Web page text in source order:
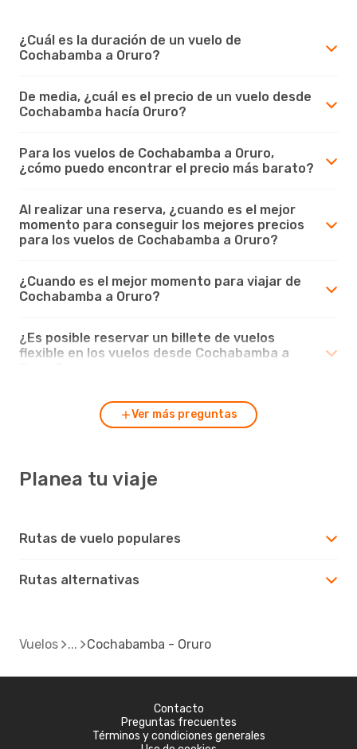
¿Cuál es la duración de un vuelo de
Cochabamba a Oruro?
De media, ¿cuál es el precio de un vuelo desde
Cochabamba hacía Oruro?
Para los vuelos de Cochabamba a Oruro,
¿cómo puedo encontrar el precio más barato?
Al realizar una reserva, ¿cuando es el mejor
momento para conseguir los mejores precios
para los vuelos de Cochabamba a Oruro?
¿Cuando es el mejor momento para viajar de
Cochabamba a Oruro?
¿Es posible reservar un billete de vuelos
flexible en los vuelos desde Cochabamba a
Ver más preguntas
Planea tu viaje
Rutas de vuelo populares
Rutas alternativas
Vuelos Cochabamba - Oruro
Contacto
Preguntas frecuentes
Términos y condiciones generales